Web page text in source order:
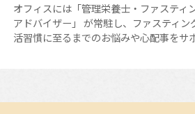
オフィスには「管理栄養士・ファスティ
アドバイザー」 が常駐し、ファスティ
活習慣に至るまでのお悩みや心配事をサ